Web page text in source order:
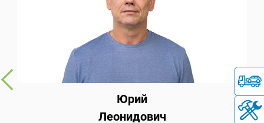
Юрий
Леонидович